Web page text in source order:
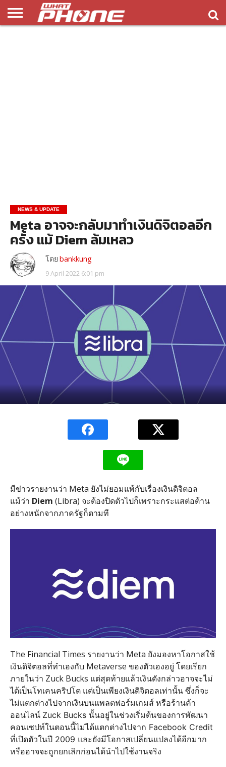
NEWS & UPDATE
Meta อาจจะกลับมาทำเงินดิจิตอลอีก
ครั้ง แม้ Diem ล้มเหลว
โดยbankkung
9 April 2022 6:01 pm
มีข่าวรายงานว่า Meta ยังไม่ยอมแพ้กับเรื่องเงินดิจิตอล
แม้ว่า Diem (Libra) จะต้องปิดตัวไปก็เพราะกระแสต่อต้าน
อย่างหนักจากภาครัฐก็ตามที
The Financial Times รายงานว่า Meta ยังมองหาโอกาสใช้
เงินดิจิตอลที่ทำเองกับ Metaverse ของตัวเองอยู่ โดยเรียก
ภายในว่า Zuck Bucks แต่สุดท้ายแล้วเงินดังกล่าวอาจจะไม่
ได้เป็นโทเคนคริปโต แต่เป็นเพียงเงินดิจิตอลเท่านั้น ซึ่งก็จะ
ไม่แตกต่างไปจากเงินบนแพลตฟอร์มเกมส์ หรือร้านค้า
ออนไลน์ Zuck Bucks นั้นอยู่ในช่วงเริ่มต้นของการพัฒนา
คอนเซปท์ในตอนนี้ไม่ได้แตกต่างไปจาก Facebook Credit
ที่เปิดตัวในปี 2009 และยังมีโอกาสเปลี่ยนแปลงได้อีกมาก
หรืออาจจะถูกยกเลิกก่อนได้นำไปใช้งานจริง